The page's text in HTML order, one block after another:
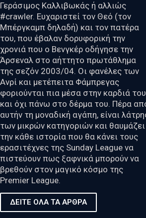
Γεράσιμος Καλλιβωκάς ή αλλιώς
#crawler. Ευχαριστεί τον Θεό (τον
Μπέργκαμπ δηλαδή) και τον πατέρα
του, που έβαλαν δορυφορική την
χρονιά που ο Βενγκέρ οδήγησε την
Άρσεναλ στο αήττητο πρωτάθλημα
της σεζόν 2003/04. Οι φανέλες των
Ανρί και μετέπειτα Φάμπρεγας
φοριούνται πια μέσα στην καρδιά του
και όχι πάνω στο δέρμα του. Πέρα
αυτήν τη μοναδική αγάπη, είναι
των μικρών κατηγοριών και θαυμάζει
την κάθε ιστορία που θα κάνει τους
ερασιτέχνες της Sunday League να
πιστεύουν πως ξαφνικά μπορούν να
βρεθούν στον μαγικό κόσμο της
Premier League.
ΔΕΙΤΕ ΟΛΑ ΤΑ ΑΡΘΡΑ